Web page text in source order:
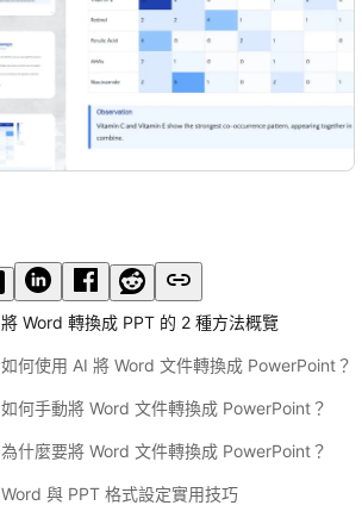
將 Word 轉換成 PPT 的 2 種方法概覽
如何使用 AI 將 Word 文件轉換成 PowerPoint？
如何手動將 Word 文件轉換成 PowerPoint？
為什麼要將 Word 文件轉換成 PowerPoint？
Word 與 PPT 格式設定實用技巧